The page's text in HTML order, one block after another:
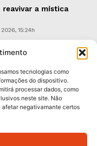
tecnologias como
do dispositivo.
processar dados, como
neste site. Não
negativamante certos
reavivar a mística
15:24h
risco